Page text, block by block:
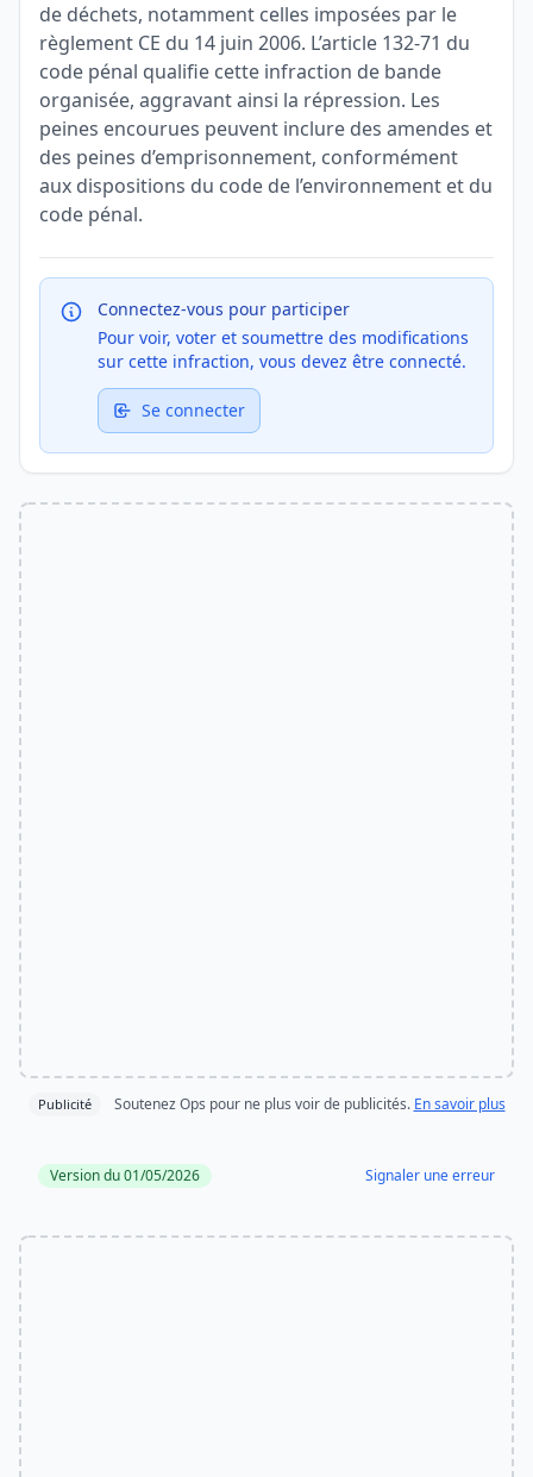
de déchets, notamment celles imposées par le
règlement CE du 14 juin 2006. L’article 132-71 du
code pénal qualifie cette infraction de bande
organisée, aggravant ainsi la répression. Les
peines encourues peuvent inclure des amendes et
des peines d’emprisonnement, conformément
aux dispositions du code de l’environnement et du
code pénal.
Connectez-vous pour participer
Pour voir, voter et soumettre des modifications
sur cette infraction, vous devez être connecté.
Se connecter
Publicité Soutenez Ops pour ne plus voir de publicités. En savoir plus
Version du 01/05/2026 Signaler une erreur